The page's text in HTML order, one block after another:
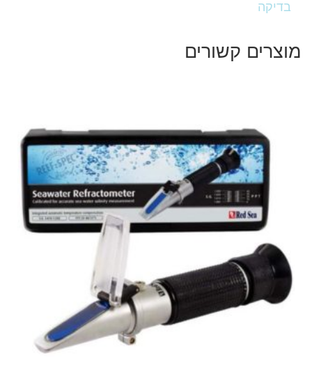
מקצועי
בדיקה
מוצרים קשורים